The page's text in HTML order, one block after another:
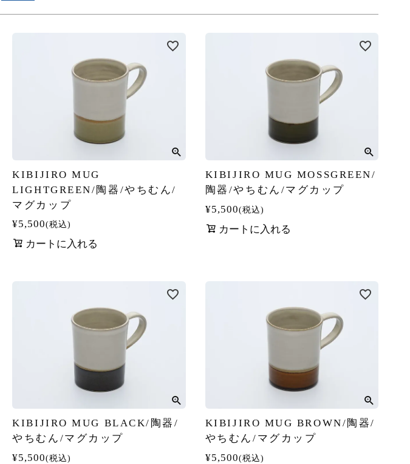
KIBIJIRO MUG
LIGHTGREEN/陶器/やちむん/
マグカップ
¥5,500 税込
カートに入れる
KIBIJIRO MUG MOSSGREEN/
陶器/やちむん/マグカップ
¥5,500 税込
カートに入れる
KIBIJIRO MUG BLACK/陶器/
やちむん/マグカップ
¥5,500 税込
KIBIJIRO MUG BROWN/陶器/
やちむん/マグカップ
¥5,500 税込